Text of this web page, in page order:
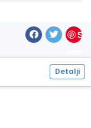
S
Detalji